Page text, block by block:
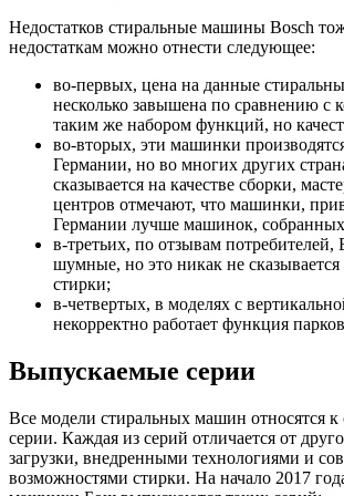
Недостатков стиральные машины Bosch
недостаткам можно отнести следующее:
во-первых, цена на данные
несколько завышена по сравнению с
таким же набором функций, но
во-вторых, эти машинки
Германии, но во многих других
сказывается на качестве сборки,
центров отмечают, что машинки,
Германии лучше машинок,
в-третьих, по отзывам потребителей,
шумные, но это никак не сказывается
стирки;
в-четвертых, в моделях с
некорректно работает функция
Выпускаемые серии
Все модели стиральных машин относятся к
серии. Каждая из серий отличается от
загрузки, внедренными технологиями и
возможностями стирки. На начало 2017